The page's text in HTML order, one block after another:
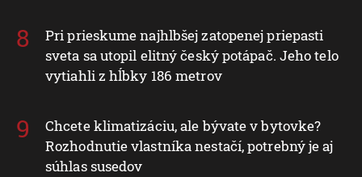
Pri prieskume najhlbšej zatopenej priepasti
sveta sa utopil elitný český potápač. Jeho telo
vytiahli z hĺbky 186 metrov
Chcete klimatizáciu, ale bývate v bytovke?
Rozhodnutie vlastníka nestačí, potrebný je aj
súhlas susedov